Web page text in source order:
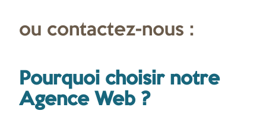
ou contactez-nous :
Pourquoi choisir notre
Agence Web ?